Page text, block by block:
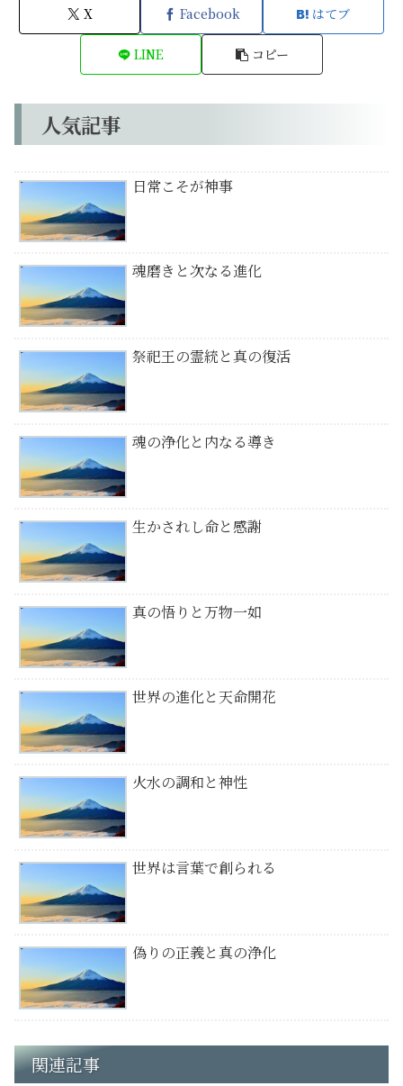
X Facebook はてブ
LINE コピー
人気記事
日常こそが神事
魂磨きと次なる進化
祭祀王の霊統と真の復活
魂の浄化と内なる導き
生かされし命と感謝
真の悟りと万物一如
世界の進化と天命開花
火水の調和と神性
世界は言葉で創られる
偽りの正義と真の浄化
関連記事